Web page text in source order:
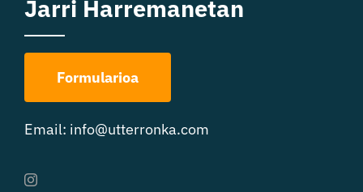
Jarri Harremanetan
Formularioa
Email: info@utterronka.com